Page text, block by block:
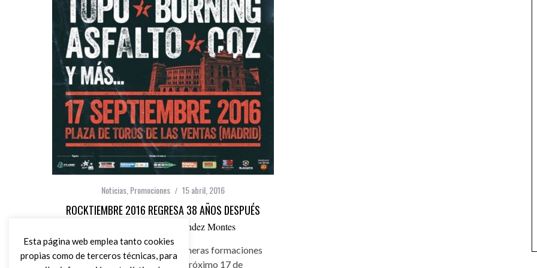
Noticias Promociones 15 abril, 2016
ROCKTIEMBRE 2016 REGRESA 38 AÑOS DESPUÉS
Ángel Manuel Hernández Montes
Rocktiembre confirma las primeras formaciones
que estarán presentes el próximo 17 de
Esta página web emplea tanto cookies
propias como de terceros técnicas, para